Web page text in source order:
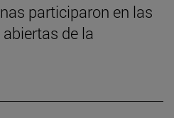
participaron en las
de la